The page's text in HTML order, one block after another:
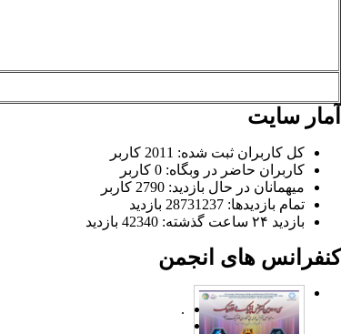
آمار سایت
کل کاربران ثبت شده: 2011 کاربر
کاربران حاضر در وبگاه: 0 کاربر
میهمانان در حال بازدید: 2790 کاربر
تمام بازدید‌ها: 28731237 بازدید
بازدید ۲۴ ساعت گذشته: 42340 بازدید
کنفرانس های انجمن
.